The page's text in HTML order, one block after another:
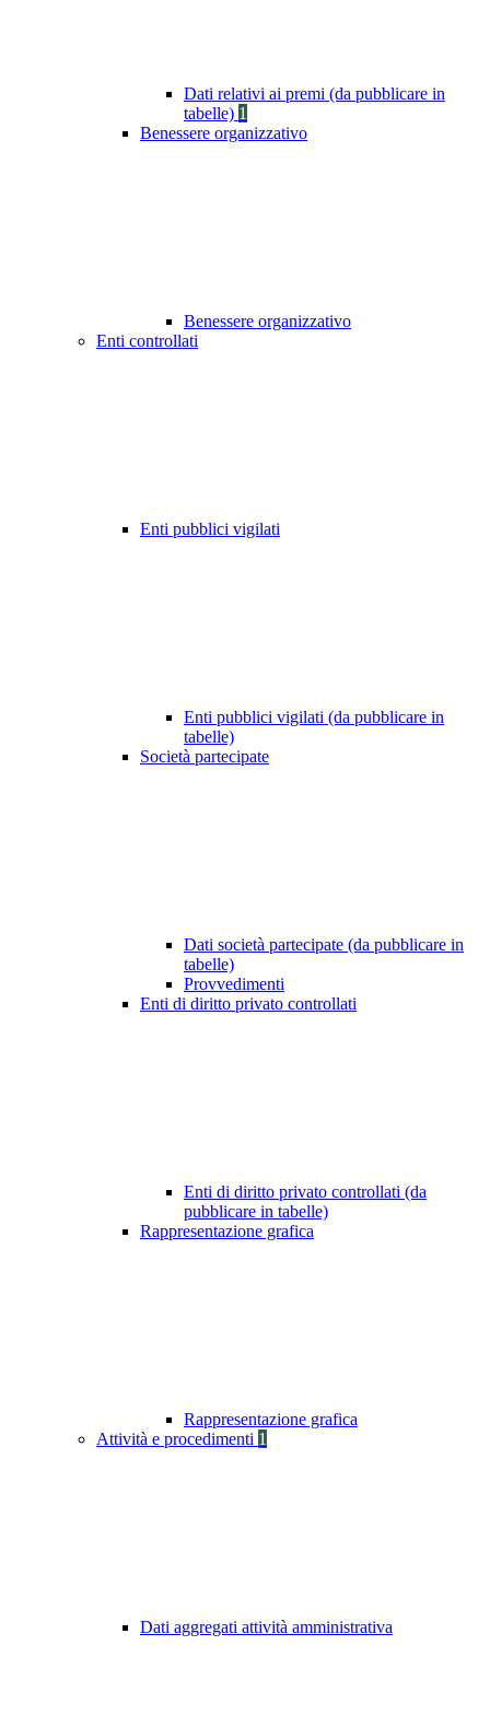
Dati relativi ai premi (da pubblicare in
tabelle) 1
Benessere organizzativo
Benessere organizzativo
Enti controllati
Enti pubblici vigilati
Enti pubblici vigilati (da pubblicare in
tabelle)
Società partecipate
Dati società partecipate (da pubblicare in
tabelle)
Provvedimenti
Enti di diritto privato controllati
Enti di diritto privato controllati (da
pubblicare in tabelle)
Rappresentazione grafica
Rappresentazione grafica
Attività e procedimenti 1
Dati aggregati attività amministrativa